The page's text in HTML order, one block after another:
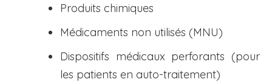
Produits chimiques
Médicaments non utilisés (MNU)
Dispositifs médicaux perforants (pour
les patients en auto-traitement)